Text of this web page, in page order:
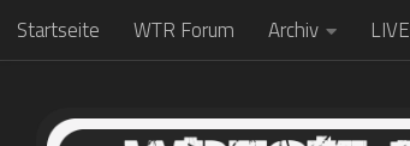
Zum Inhalt springen
Startseite WTR Forum Archiv LIVE